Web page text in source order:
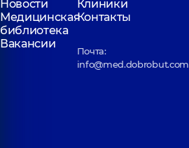
Новости
Клиники
Медицинская
библиотека
Контакты
Вакансии
Почта:
info@med.dobrobut.com